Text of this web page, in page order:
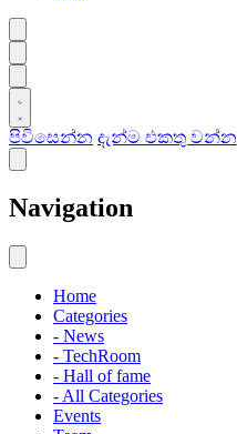
පිවිසෙන්න දැන්ම එකතු වන්න
Navigation
Home
Categories
- News
- TechRoom
- Hall of fame
- All Categories
Events